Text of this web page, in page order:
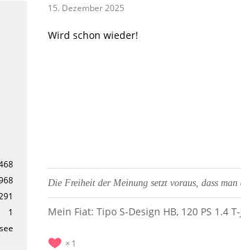
1
15. Dezember 2025
Wird schon wieder!
Die Freiheit der Meinung setzt voraus, dass man
Mein Fiat: Tipo S-Design HB, 120 PS 1.4
1